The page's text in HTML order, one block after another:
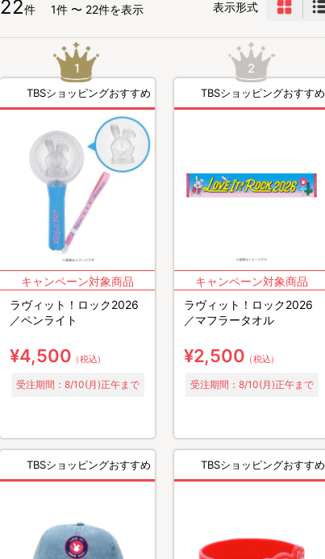
22件 1件 〜 22件を表示 表示形式
TBSショッピングおすすめ
ラヴィット！ロック2026
／ペンライト
¥4,500 （税込）
受注期間：8/10(月)正午まで
TBSショッピングおすすめ
ラヴィット！ロック2026
／マフラータオル
¥2,500 （税込）
受注期間：8/10(月)正午まで
TBSショッピングおすすめ TBSショッピングおすすめ